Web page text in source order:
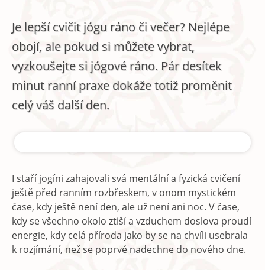
Je lepší cvičit jógu ráno či večer? Nejlépe
obojí, ale pokud si můžete vybrat,
vyzkoušejte si jógové ráno. Pár desítek
minut ranní praxe dokáže totiž proměnit
celý váš další den.
I staří jogíni zahajovali svá mentální a fyzická cvičení
ještě před ranním rozbřeskem, v onom mystickém
čase, kdy ještě není den, ale už není ani noc. V čase,
kdy se všechno okolo ztiší a vzduchem doslova proudí
energie, kdy celá příroda jako by se na chvíli usebrala
k rozjímání, než se poprvé nadechne do nového dne.